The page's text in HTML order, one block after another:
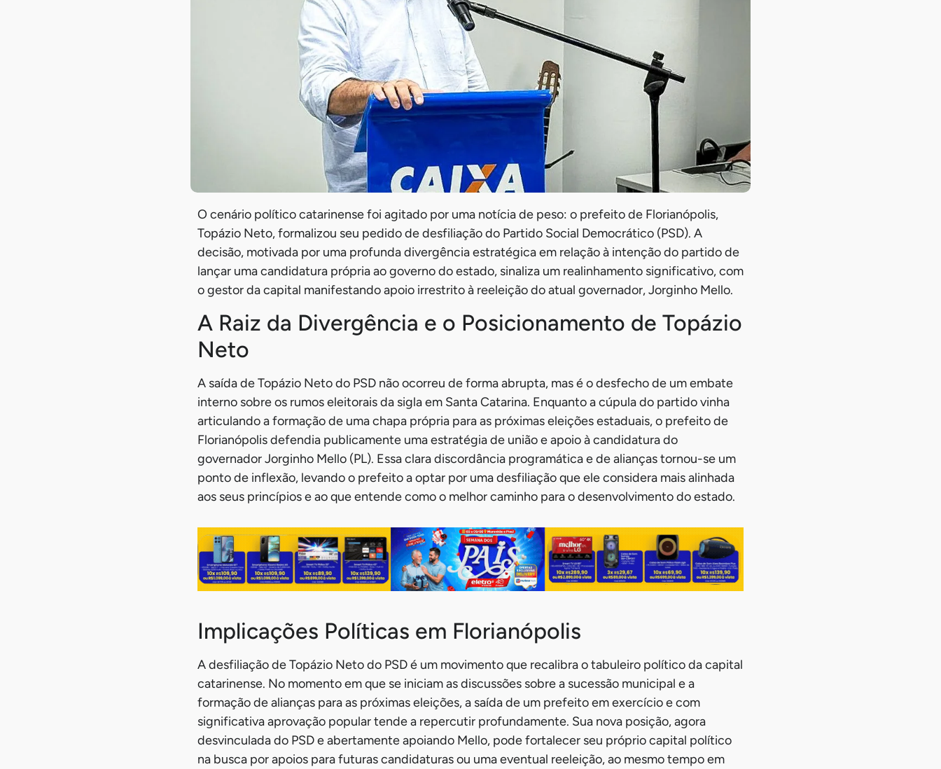
O cenário político catarinense foi agitado por uma notícia de peso: o prefeito de Florianópolis,
Topázio Neto, formalizou seu pedido de desfiliação do Partido Social Democrático (PSD). A
decisão, motivada por uma profunda divergência estratégica em relação à intenção do partido de
lançar uma candidatura própria ao governo do estado, sinaliza um realinhamento significativo, com
o gestor da capital manifestando apoio irrestrito à reeleição do atual governador, Jorginho Mello.
A Raiz da Divergência e o Posicionamento de Topázio
Neto
A saída de Topázio Neto do PSD não ocorreu de forma abrupta, mas é o desfecho de um embate
interno sobre os rumos eleitorais da sigla em Santa Catarina. Enquanto a cúpula do partido vinha
articulando a formação de uma chapa própria para as próximas eleições estaduais, o prefeito de
Florianópolis defendia publicamente uma estratégia de união e apoio à candidatura do
governador Jorginho Mello (PL). Essa clara discordância programática e de alianças tornou-se um
ponto de inflexão, levando o prefeito a optar por uma desfiliação que ele considera mais alinhada
aos seus princípios e ao que entende como o melhor caminho para o desenvolvimento do estado.
Implicações Políticas em Florianópolis
A desfiliação de Topázio Neto do PSD é um movimento que recalibra o tabuleiro político da capital
catarinense. No momento em que se iniciam as discussões sobre a sucessão municipal e a
formação de alianças para as próximas eleições, a saída de um prefeito em exercício e com
significativa aprovação popular tende a repercutir profundamente. Sua nova posição, agora
desvinculada do PSD e abertamente apoiando Mello, pode fortalecer seu próprio capital político
na busca por apoios para futuras candidaturas ou uma eventual reeleição, ao mesmo tempo em